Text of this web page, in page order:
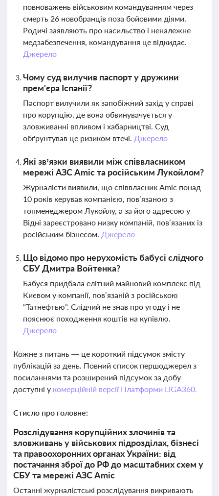
повноважень військовим командуванням через
смерть 26 новобранців поза бойовими діями.
Родичі заявляють про насильство і неналежне
медзабезпечення, командування це відкидає.
Джерело
Чому суд вилучив паспорт у дружини
прем'єра Іспанії?
Паспорт вилучили як запобіжний захід у справі
про корупцію, де вона обвинувачується у
зловживанні впливом і хабарництві. Суд
обґрунтував це ризиком втечі. Джерело
Які зв’язки виявили між співвласником
мережі АЗС Amic та російським Лукойлом?
Журналісти виявили, що співвласник Amic понад
10 років керував компанією, пов’язаною з
топменеджером Лукойлу, а за його адресою у
Відні зареєстровано низку компаній, пов’язаних із
російським бізнесом. Джерело
Що відомо про нерухомість бабусі слідчого
СБУ Дмитра Войтенка?
Бабуся придбала елітний майновий комплекс під
Києвом у компанії, пов’язаній з російською
"Татнефтью". Слідчий не знав про угоду і не
пояснює походження коштів на купівлю.
Джерело
Кожне з питань — це короткий підсумок змісту
публікацій за день. Повний список першоджерел з
посиланнями та розширений підсумок за добу
доступні у комерційній версії Платформи LIGA360.
Стисло про головне:
Розслідування корупційних злочинів та
зловживань у військових підрозділах, бізнесі
та правоохоронних органах України: від
постачання зброї до РФ до масштабних схем у
СБУ та мережі АЗС Amic
Останні журналістські розслідування викривають